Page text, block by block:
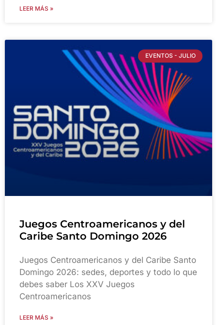
LEER MÁS »
EVENTOS - JULIO
Juegos Centroamericanos y del
Caribe Santo Domingo 2026
Juegos Centroamericanos y del Caribe Santo
Domingo 2026: sedes, deportes y todo lo que
debes saber Los XXV Juegos
Centroamericanos
LEER MÁS »